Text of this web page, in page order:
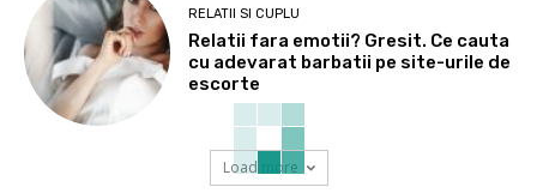
RELATII SI CUPLU
Relatii fara emotii? Gresit. Ce cauta
cu adevarat barbatii pe site-urile de
escorte
Load more